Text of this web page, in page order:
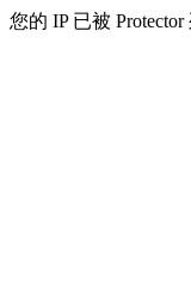
您的 IP 已被